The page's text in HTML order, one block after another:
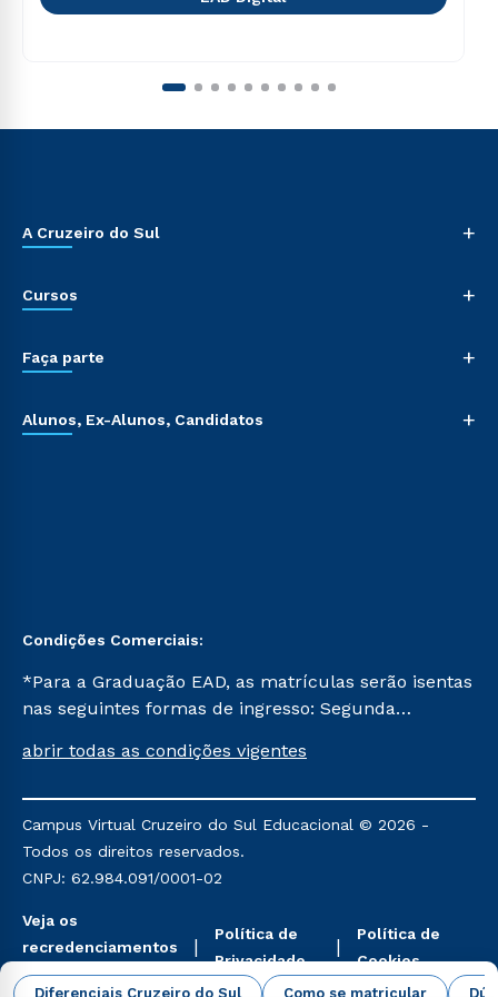
Diferenciais Cruzeiro do Sul Como se matricular
A Cruzeiro do Sul +
Cursos +
Faça parte +
Alunos, Ex-Alunos, Candidatos +
Condições Comerciais:
*Para a Graduação EAD, as matrículas serão isentas
nas seguintes formas de ingresso: Segunda
Já para as demais, a taxa de matrícula será de R$
mencionadas são referentes aos cursos: Ensino
Religioso, Geografia para a Docência e Metodologia
do Ensino de História: Questões Atuais.
abrir todas as condições vigentes
Campus Virtual Cruzeiro do Sul Educacional © 2026 -
Todos os direitos reservados.
CNPJ: 62.984.091/0001-02
Veja os
recredenciamentos
aqui
Política de
Privacidade
Política de
Cookies